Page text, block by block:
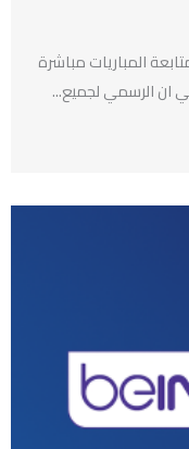
المباريات مباشرة
ان الرسمي لجميع...